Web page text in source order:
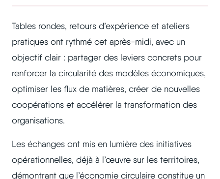
Tables rondes, retours d’expérience et ateliers
pratiques ont rythmé cet après-midi, avec un
objectif clair : partager des leviers concrets pour
renforcer la circularité des modèles économiques,
optimiser les flux de matières, créer de nouvelles
coopérations et accélérer la transformation des
organisations.
Les échanges ont mis en lumière des initiatives
opérationnelles, déjà à l’œuvre sur les territoires,
démontrant que l’économie circulaire constitue un